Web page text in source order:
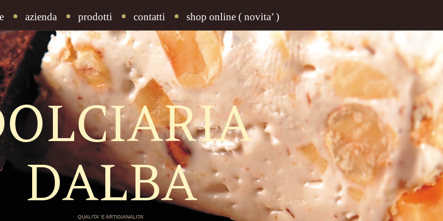
azienda prodotti contatti shop online ( novita’ )
DALBA
QUALITA' E ARTIGIANALITA'